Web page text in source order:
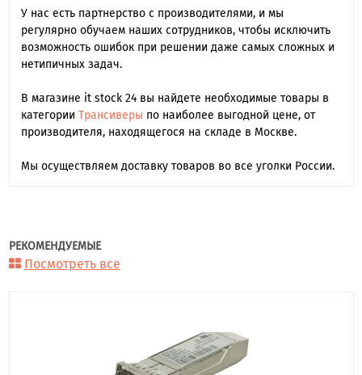
У нас есть партнерство с производителями, и мы
регулярно обучаем наших сотрудников, чтобы исключить
возможность ошибок при решении даже самых сложных и
нетипичных задач.
В магазине it stock 24 вы найдете необходимые товары в
категории Трансиверы по наиболее выгодной цене, от
производителя, находящегося на складе в Москве.
Мы осуществляем доставку товаров во все уголки России.
РЕКОМЕНДУЕМЫЕ
Посмотреть все